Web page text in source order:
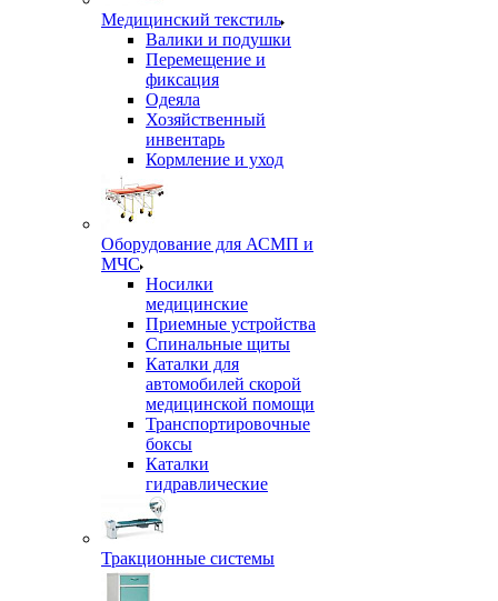
Медицинский текстиль
Валики и подушки
Перемещение и
фиксация
Одеяла
Хозяйственный
инвентарь
Кормление и уход
Оборудование для АСМП и
МЧС
Носилки
медицинские
Приемные устройства
Спинальные щиты
Каталки для
автомобилей скорой
медицинской помощи
Транспортировочные
боксы
Каталки
гидравлические
Тракционные системы